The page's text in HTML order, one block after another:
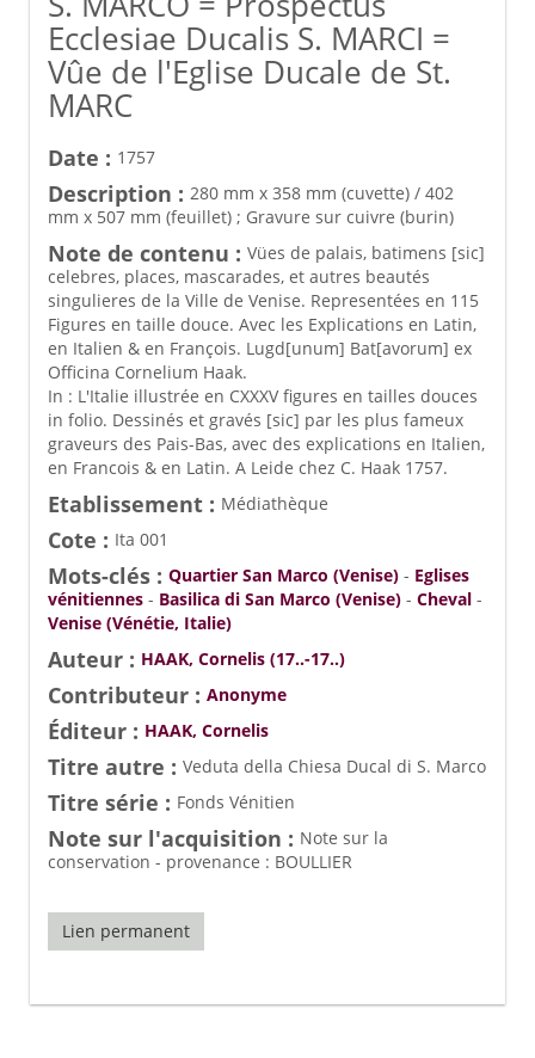
Ecclesiae Ducalis S. MARCI =
Vûe de l'Eglise Ducale de St.
MARC
Date : 1757
Description : 280 mm x 358 mm (cuvette) / 402
mm x 507 mm (feuillet) ; Gravure sur cuivre (burin)
Note de contenu : Vües de palais, batimens [sic]
celebres, places, mascarades, et autres beautés
singulieres de la Ville de Venise. Representées en 115
Figures en taille douce. Avec les Explications en Latin,
en Italien & en François. Lugd[unum] Bat[avorum] ex
Officina Cornelium Haak.
In : L'Italie illustrée en CXXXV figures en tailles douces
in folio. Dessinés et gravés [sic] par les plus fameux
graveurs des Pais-Bas, avec des explications en Italien,
en Francois & en Latin. A Leide chez C. Haak 1757.
Etablissement : Médiathèque
Cote : Ita 001
Mots-clés : Quartier San Marco (Venise) - Eglises
vénitiennes - Basilica di San Marco (Venise) - Cheval -
Venise (Vénétie, Italie)
Auteur : HAAK, Cornelis (17..-17..)
Contributeur : Anonyme
Éditeur : HAAK, Cornelis
Titre autre : Veduta della Chiesa Ducal di S. Marco
Titre série : Fonds Vénitien
Note sur l'acquisition : Note sur la
conservation - provenance : BOULLIER
Lien permanent